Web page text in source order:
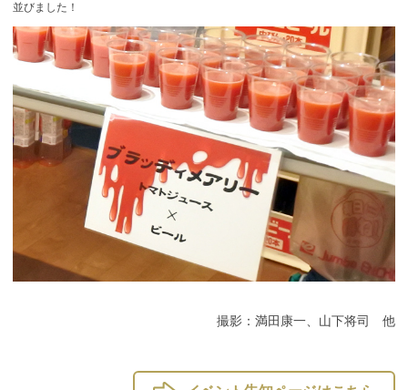
並びました！
撮影：満田康一、山下将司 他